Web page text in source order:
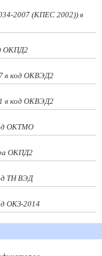
2007 (КПЕС 2002)) в
ОКПД2
в код ОКВЭД2
в код ОКВЭД2
ОКТМО
ОКПД2
ТН ВЭД
ОКЗ-2014